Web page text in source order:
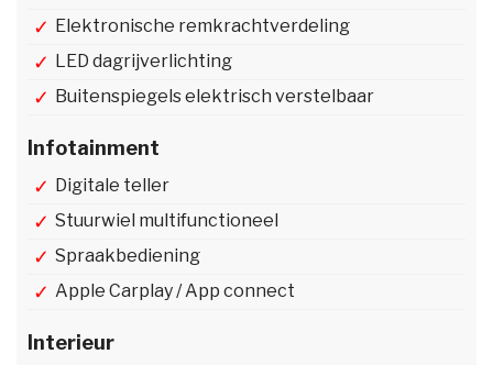
Elektronische remkrachtverdeling
LED dagrijverlichting
Buitenspiegels elektrisch verstelbaar
Infotainment
Digitale teller
Stuurwiel multifunctioneel
Spraakbediening
Apple Carplay / App connect
Interieur